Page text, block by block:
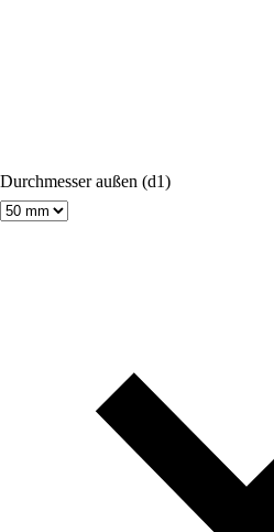
Durchmesser außen (d1)